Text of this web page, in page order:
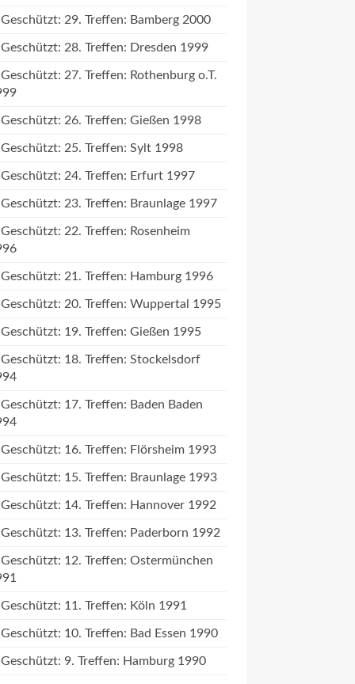
Geschützt: 29. Treffen: Bamberg 2000
Geschützt: 28. Treffen: Dresden 1999
Geschützt: 27. Treffen: Rothenburg o.T.
Geschützt: 26. Treffen: Gießen 1998
Geschützt: 25. Treffen: Sylt 1998
Geschützt: 24. Treffen: Erfurt 1997
Geschützt: 23. Treffen: Braunlage 1997
Geschützt: 22. Treffen: Rosenheim
Geschützt: 21. Treffen: Hamburg 1996
Geschützt: 20. Treffen: Wuppertal 1995
Geschützt: 19. Treffen: Gießen 1995
Geschützt: 18. Treffen: Stockelsdorf
Geschützt: 17. Treffen: Baden Baden
Geschützt: 16. Treffen: Flörsheim 1993
Geschützt: 15. Treffen: Braunlage 1993
Geschützt: 14. Treffen: Hannover 1992
Geschützt: 13. Treffen: Paderborn 1992
Geschützt: 12. Treffen: Ostermünchen
Geschützt: 11. Treffen: Köln 1991
Geschützt: 10. Treffen: Bad Essen 1990
Geschützt: 9. Treffen: Hamburg 1990